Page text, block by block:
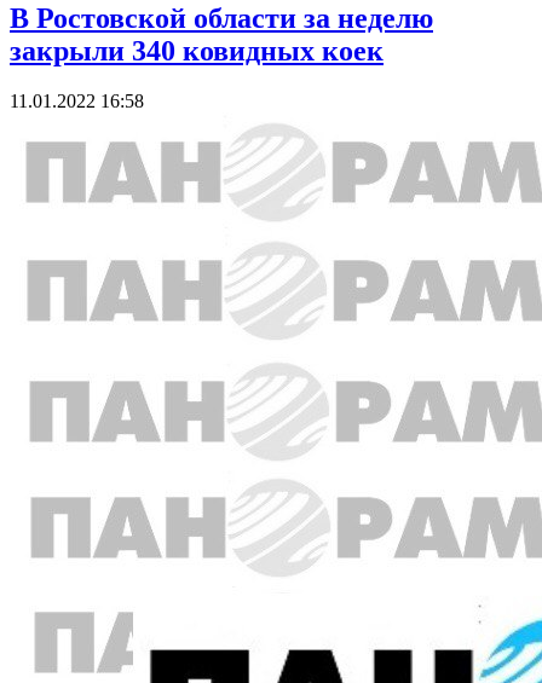
В Ростовской области за неделю
закрыли 340 ковидных коек
11.01.2022 16:58